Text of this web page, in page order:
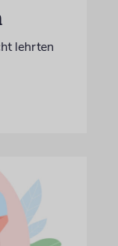
lehrten